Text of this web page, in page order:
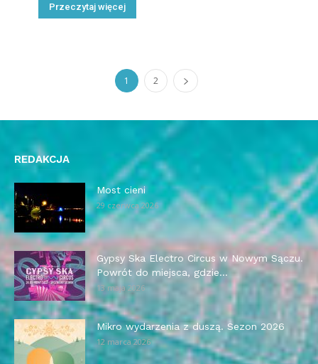
Przeczytaj więcej
1 2
REDAKCJA
Most cieni
29 czerwca 2026
Gypsy Ska Electro Circus w Nowym Sączu.
Powrót do miejsca, gdzie...
13 maja 2026
Mikro wydarzenia z duszą. Sezon 2026
12 marca 2026